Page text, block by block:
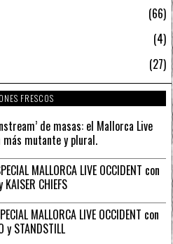
66
4
27
FRESCOS
de masas: el Mallorca Live
mutante y plural.
MALLORCA LIVE OCCIDENT con
KAISER CHIEFS
MALLORCA LIVE OCCIDENT con
y STANDSTILL